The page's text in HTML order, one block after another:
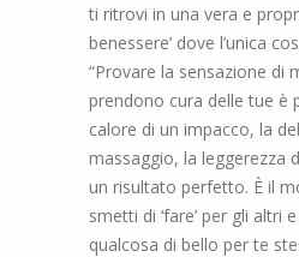
ti ritrovi in una vera e
benessere’ dove l’unica
“Provare la sensazione di
prendono cura delle tue è
calore di un impacco, la
massaggio, la leggerezza
un risultato perfetto. È il
smetti di ‘fare’ per gli altri e
qualcosa di bello per te